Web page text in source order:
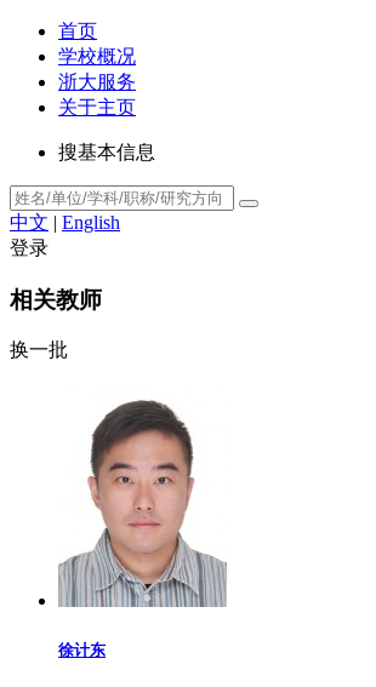
首页
学校概况
浙大服务
关于主页
搜基本信息
中文 | English
登录
相关教师
换一批
徐计东